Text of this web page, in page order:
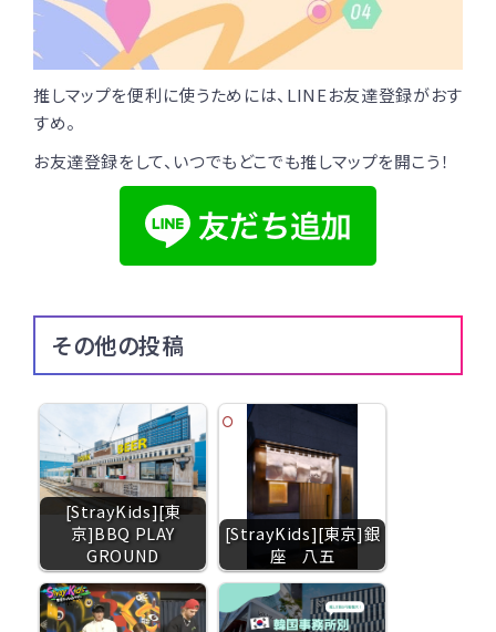
推しマップを便利に使うためには、LINEお友達登録がおす
すめ。
お友達登録をして、いつでもどこでも推しマップを開こう！
その他の投稿
[StrayKids][東
京]BBQ PLAY
GROUND
[StrayKids][東京]銀
座 八五